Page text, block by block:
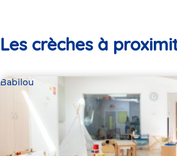
Les crèches à
Babilou